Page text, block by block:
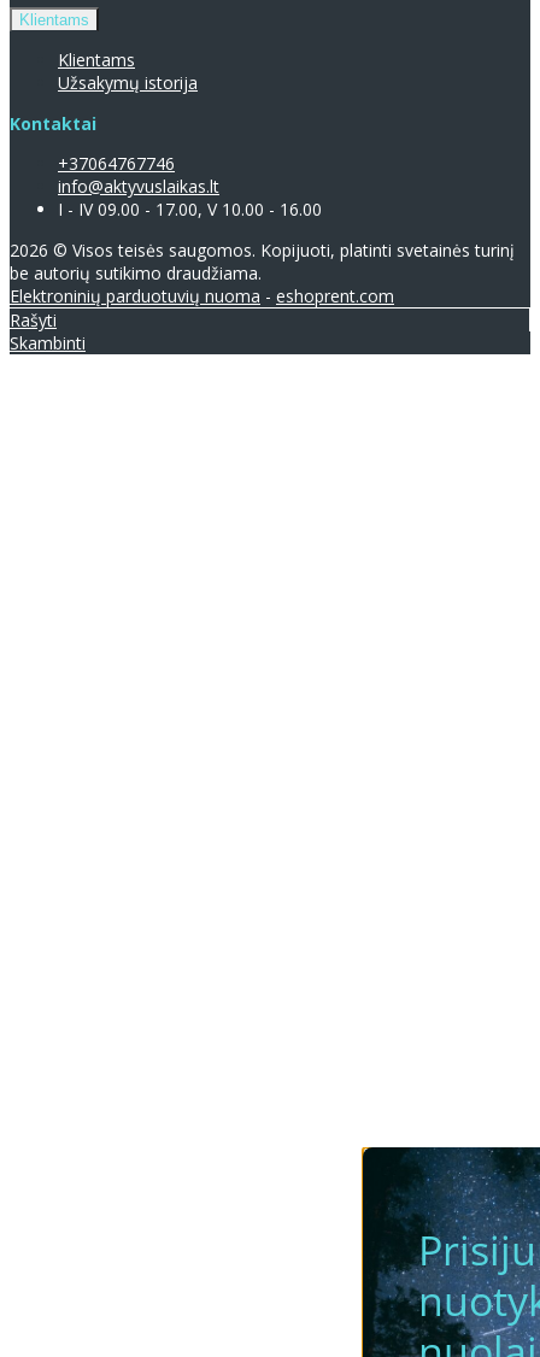
Klientams
Klientams
Užsakymų istorija
Kontaktai
+37064767746
info@aktyvuslaikas.lt
I - IV 09.00 - 17.00, V 10.00 - 16.00
2026 © Visos teisės saugomos. Kopijuoti, platinti svetainės turinį
be autorių sutikimo draudžiama.
Elektroninių parduotuvių nuoma - eshoprent.com
Rašyti
Skambinti